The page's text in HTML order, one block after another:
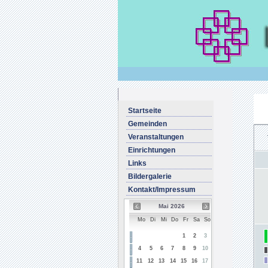
Startseite
Gemeinden
Veranstaltungen
Einrichtungen
Links
Bildergalerie
Kontakt/Impressum
Mai 2026
Mo Di Mi Do Fr Sa So
1 2 3
4 5 6 7 8 9 10
11 12 13 14 15 16 17